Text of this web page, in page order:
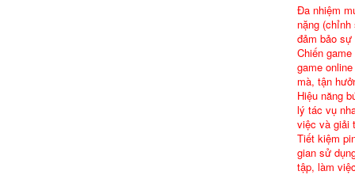
Đa nhiệm
nặng
đảm bảo
Chiến
game
mà, tận
Hiệu năng
lý tác vụ
việc và giải
Tiết kiệm
gian sử
tập, làm